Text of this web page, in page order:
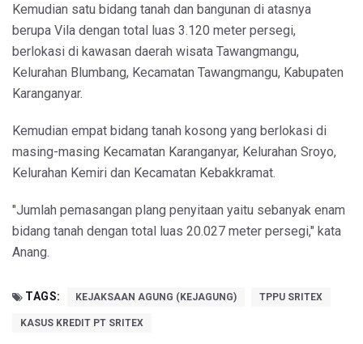
Kemudian satu bidang tanah dan bangunan di atasnya
berupa Vila dengan total luas 3.120 meter persegi,
berlokasi di kawasan daerah wisata Tawangmangu,
Kelurahan Blumbang, Kecamatan Tawangmangu, Kabupaten
Karanganyar.
Kemudian empat bidang tanah kosong yang berlokasi di
masing-masing Kecamatan Karanganyar, Kelurahan Sroyo,
Kelurahan Kemiri dan Kecamatan Kebakkramat.
"Jumlah pemasangan plang penyitaan yaitu sebanyak enam
bidang tanah dengan total luas 20.027 meter persegi," kata
Anang.
TAGS: KEJAKSAAN AGUNG (KEJAGUNG) TPPU SRITEX
KASUS KREDIT PT SRITEX